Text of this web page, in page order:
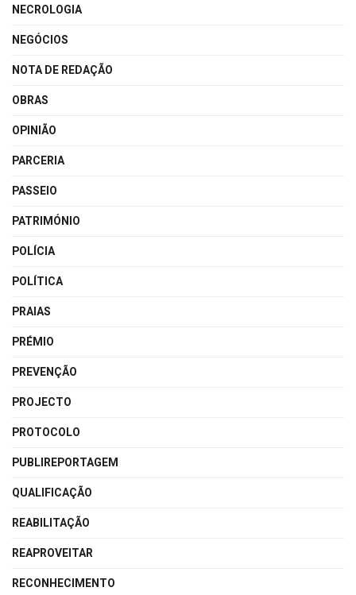
NECROLOGIA
NEGÓCIOS
NOTA DE REDAÇÃO
OBRAS
OPINIÃO
PARCERIA
PASSEIO
PATRIMÓNIO
POLÍCIA
POLÍTICA
PRAIAS
PRÉMIO
PREVENÇÃO
PROJECTO
PROTOCOLO
PUBLIREPORTAGEM
QUALIFICAÇÃO
REABILITAÇÃO
REAPROVEITAR
RECONHECIMENTO